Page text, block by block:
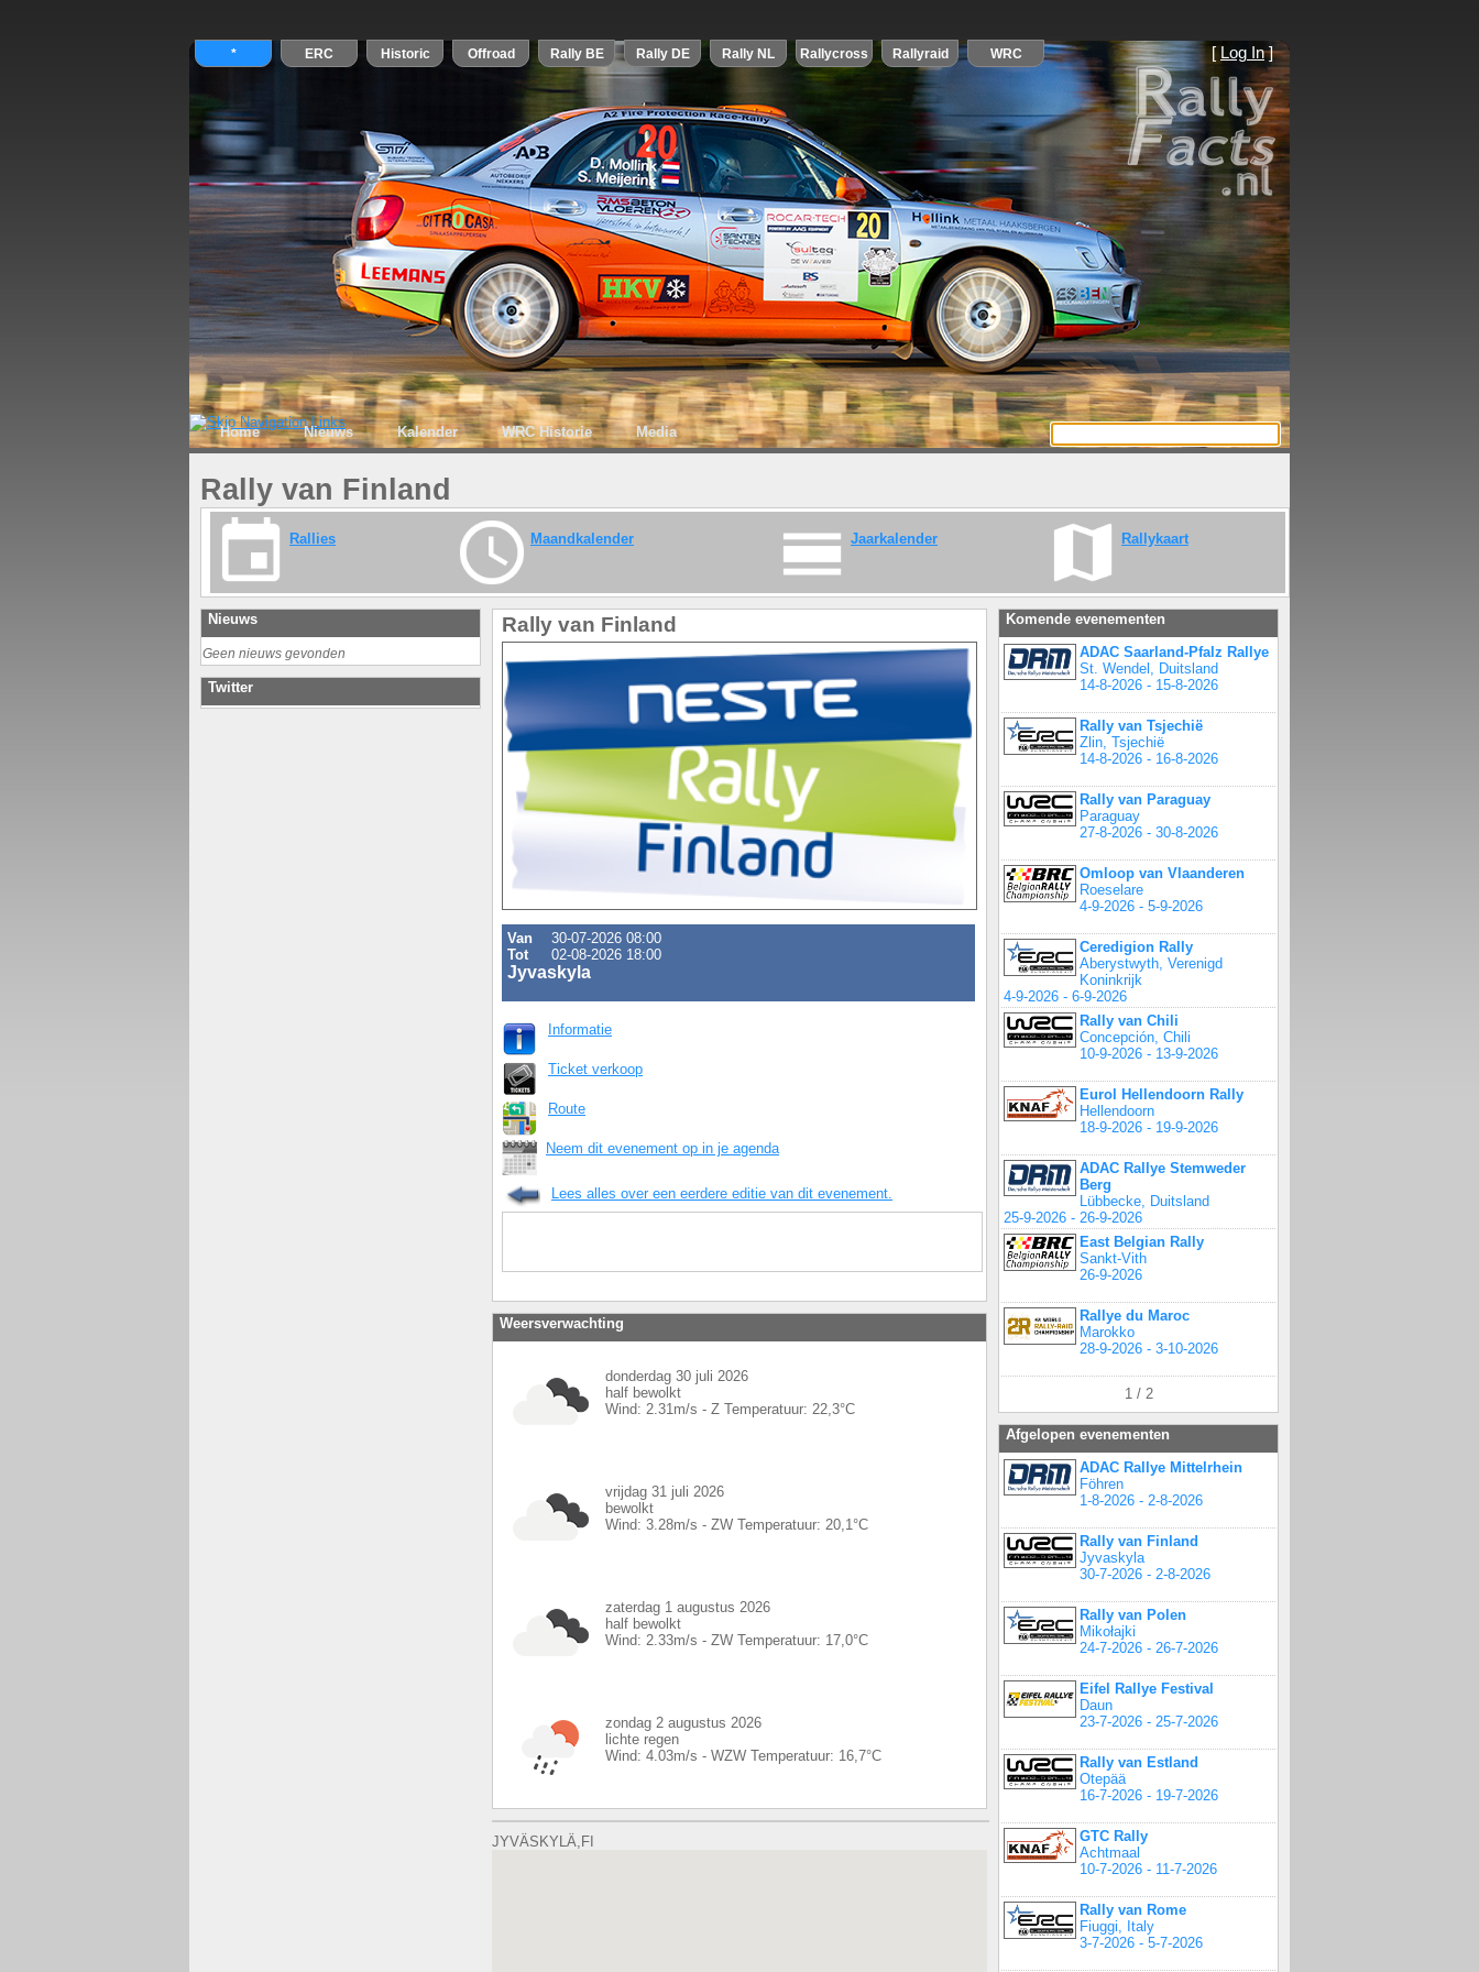
[ Log In]
Home Nieuws Kalender WRC Historie Media
Rally van Finland
Rallies Maandkalender Jaarkalender Rallykaart
Nieuws
Geen nieuws gevonden
Twitter
Rally van Finland
Van
30-07-2026 08:00
Tot
02-08-2026 18:00
Jyvaskyla
Informatie
Ticket verkoop
Route
Neem dit evenement op in je agenda
Lees alles over een eerdere editie van dit evenement.
Weersverwachting
donderdag 30 juli 2026
half bewolkt
Wind: 2.31 m/s - Z Temperatuur: 22,3°C
vrijdag 31 juli 2026
bewolkt
Wind: 3.28m/s - ZW Temperatuur: 20,1 °C
zaterdag 1 augustus 2026
half bewolkt
Wind: 2.33m/s - ZW Temperatuur: 17,0°C
zondag 2 augustus 2026
lichte regen
Wind: 4.03m/s - WZW Temperatuur: 16,7°C
JYVÄSKYLÄ,FI
Komende evenementen
ADAC Saarland-Pfalz Rallye
St. Wendel, Duitsland
14-8-2026 - 15-8-2026
Rally van Tsjechië
Zlin, Tsjechië
14-8-2026 - 16-8-2026
Rally van Paraguay
Paraguay
27-8-2026 - 30-8-2026
Omloop van Vlaanderen
Roeselare
4-9-2026 - 5-9-2026
Ceredigion Rally
Aberystwyth, Verenigd
Koninkrijk
4-9-2026 - 6-9-2026
Rally van Chili
Concepción, Chili
10-9-2026 - 13-9-2026
Eurol Hellendoorn Rally
Hellendoorn
18-9-2026 - 19-9-2026
ADAC Rallye Stemweder
Berg
Lübbecke, Duitsland
25-9-2026 - 26-9-2026
East Belgian Rally
Sankt-Vith
26-9-2026
Rallye du Maroc
Marokko
28-9-2026 - 3-10-2026
1 / 2
Afgelopen evenementen
ADAC Rallye Mittelrhein
Föhren
1-8-2026 - 2-8-2026
Rally van Finland
Jyvaskyla
30-7-2026 - 2-8-2026
Rally van Polen
Mikołajki
24-7-2026 - 26-7-2026
Eifel Rallye Festival
Daun
23-7-2026 - 25-7-2026
Rally van Estland
Otepää
16-7-2026 - 19-7-2026
GTC Rally
Achtmaal
10-7-2026 - 11-7-2026
Rally van Rome
Fiuggi, Italy
3-7-2026 - 5-7-2026